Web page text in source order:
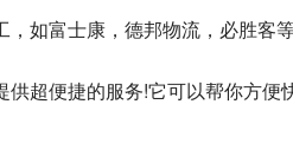
如富士康，德邦物流，必胜客等
超便捷的服务!它可以帮你方